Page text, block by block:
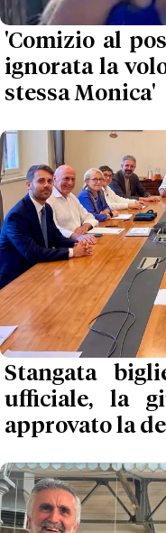
'Comizio al
ignorata la
stessa Monica'
Stangata
ufficiale, la
approvato la